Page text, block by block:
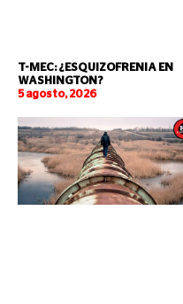
T-MEC: ¿ESQUIZOFRENIA EN
WASHINGTON?
5 agosto, 2026